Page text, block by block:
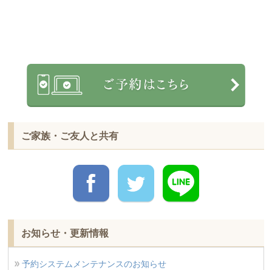
ご家族・ご友人と共有
お知らせ・更新情報
予約システムメンテナンスのお知らせ